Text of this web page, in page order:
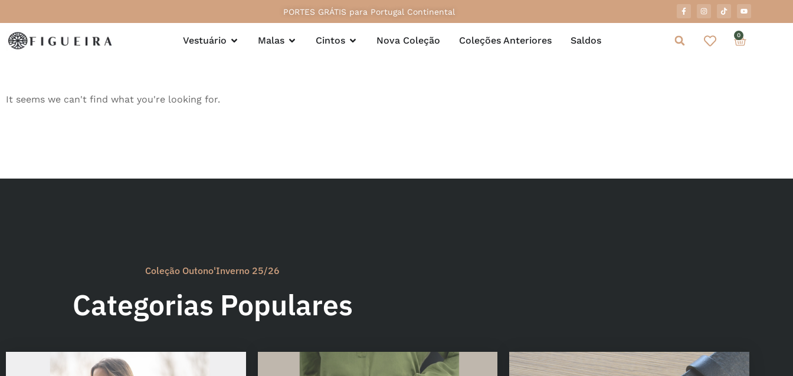
PORTES GRÁTIS para Portugal Continental
Vestuário Malas Cintos Nova Coleção Coleções Anteriores Saldos 0
It seems we can't find what you're looking for.
Coleção Outono'Inverno 25/26
Categorias Populares